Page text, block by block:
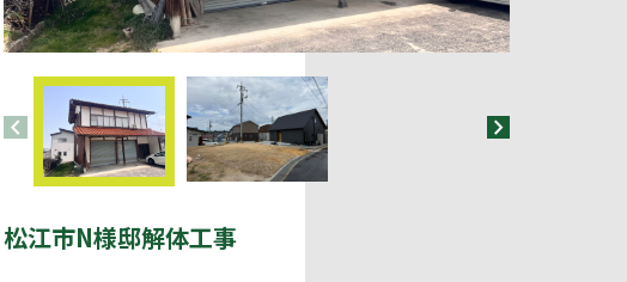
chevron_left chevron_right
松江市N様邸解体工事